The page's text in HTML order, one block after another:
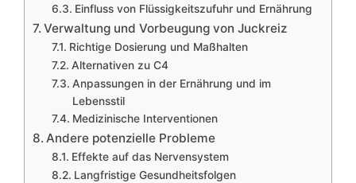
Einfluss von Flüssigkeitszufuhr und Ernährung
Verwaltung und Vorbeugung von Juckreiz
Richtige Dosierung und Maßhalten
Alternativen zu C4
Anpassungen in der Ernährung und im
Lebensstil
Medizinische Interventionen
Andere potenzielle Probleme
Effekte auf das Nervensystem
Langfristige Gesundheitsfolgen